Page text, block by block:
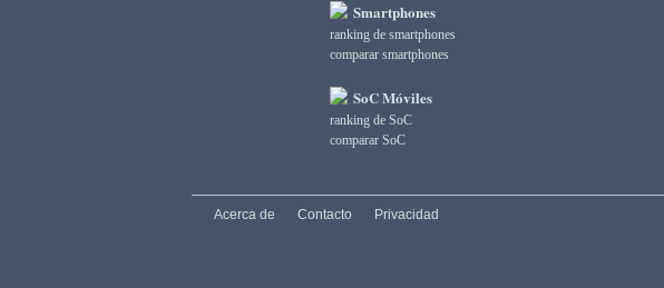
Smartphones
ranking de smartphones
comparar smartphones
SoC Móviles
ranking de SoC
comparar SoC
Acerca de Contacto Privacidad